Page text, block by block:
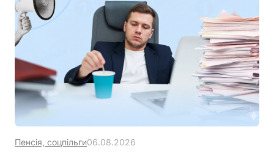
Пенсія, соцпільги06.08.2026